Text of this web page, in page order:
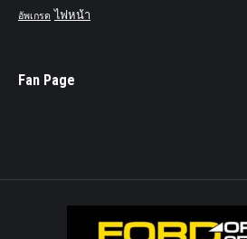
อัพเกรด ไฟหน้า
Fan Page